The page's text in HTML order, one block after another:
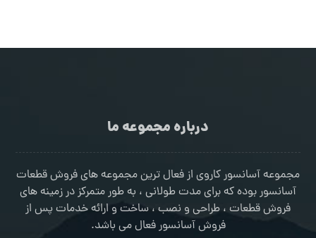
درباره مجموعه ما
مجموعه آسانسور کاروی از فعال ترین مجموعه های فروش قطعات
آسانسور بوده که برای مدت طولانی ، به طور متمرکز در زمینه های
فروش قطعات ، طراحی و نصب ، ساخت و ارائه خدمات پس از
فروش آسانسور فعال می باشد.